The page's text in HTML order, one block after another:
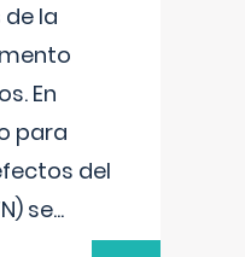
la
En
para
del
se...